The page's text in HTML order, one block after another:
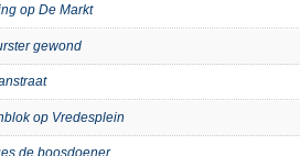
op De Markt
gewond
op Vredesplein
de boosdoener